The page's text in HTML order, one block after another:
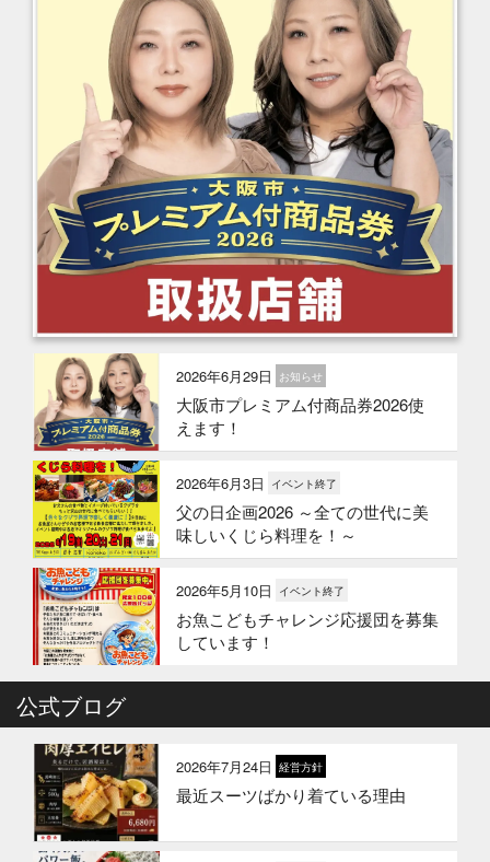
2026年6月29日 お知らせ
大阪市プレミアム付商品券2026使
えます！
2026年6月3日 イベント終了
父の日企画2026 ～全ての世代に美
味しいくじら料理を！～
2026年5月10日 イベント終了
お魚こどもチャレンジ応援団を募集
しています！
お魚こどもチャレンジ第10弾
2026年3月24日 イベント終了
公式ブログ
2026年7月24日 経営方針
最近スーツばかり着ている理由